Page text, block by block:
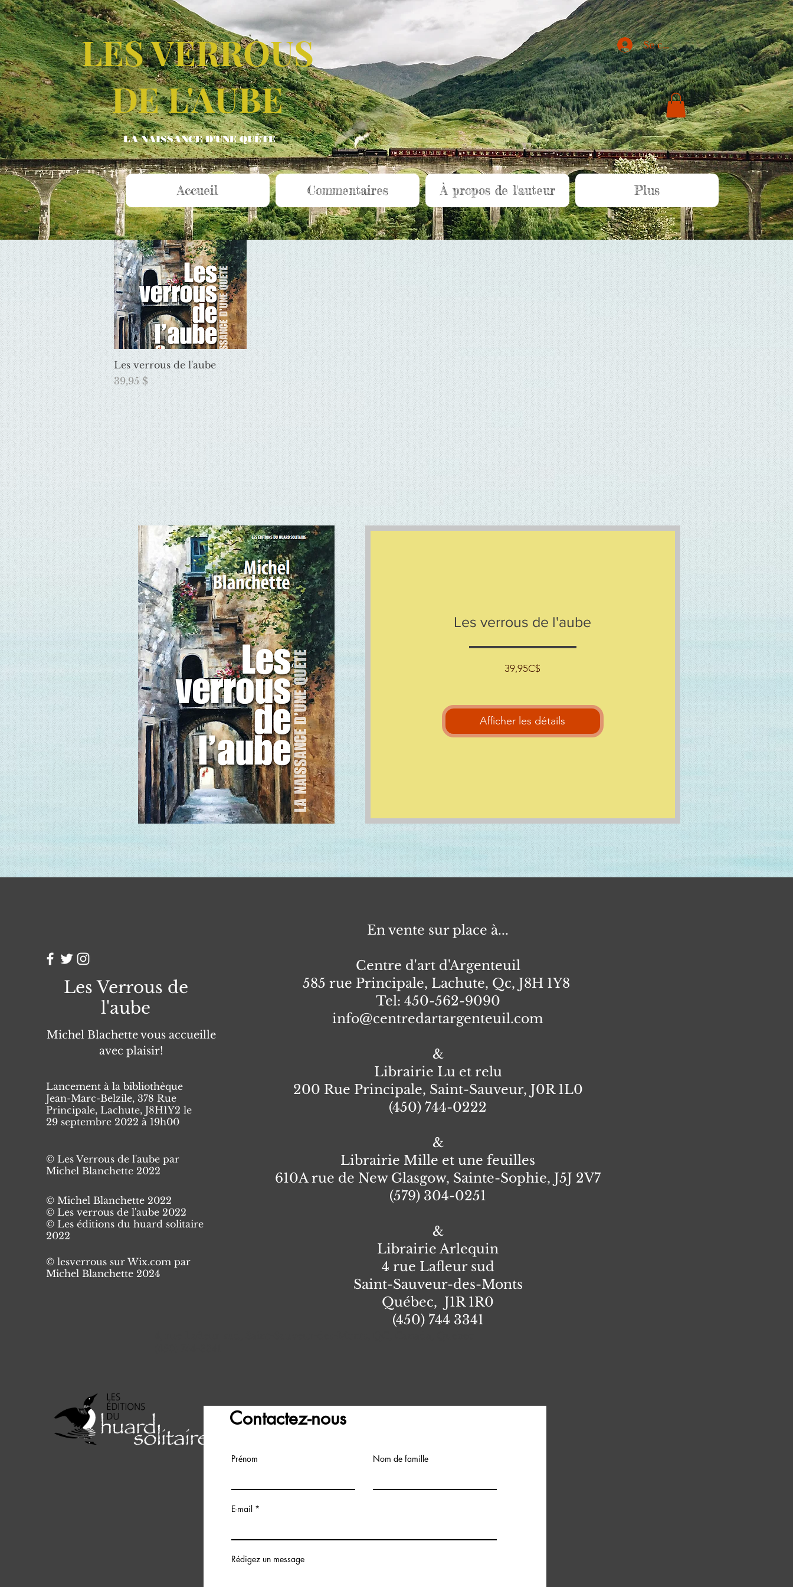
LES VERROUS
DE L'AUBE
LA NAISSANCE D'UNE QUÊTE
Accueil Commentaires À propos de l'auteur Plus
Se connecter
Aperçu rapide
Les verrous de l'aube
Prix
39,95 $
Les verrous de l'aube
39,95C$
Afficher les détails
Les Verrous de
l'aube
Michel Blachette vous accueille
avec plaisir!
.
Lancement à la bibliothèque
Jean-Marc-Belzile, 378 Rue
Principale, Lachute, J8H1Y2 le
29 septembre 2022 à 19h00
© Les Verrous de l'aube par
Michel Blanchette 2022
© Michel Blanchette 2022
© Les verrous de l'aube 2022
© Les éditions du huard solitaire
2022
© lesverrous sur Wix.com par
Michel Blanchette 2024
En vente sur place à...
Centre d'art d'Argenteuil
585 rue Principale, Lachute, Qc, J8H 1Y8
Tel: 450-562-9090
info@centredartargenteuil.com
&
Librairie Lu et relu
200 Rue Principale, Saint-Sauveur, J0R 1L0
(450) 744-0222
&
Librairie Mille et une feuilles
610A rue de New Glasgow, Sainte-Sophie, J5J 2V7
(579) 304-0251
&
Librairie Arlequin
4 rue Lafleur sud
Saint-Sauveur-des-Monts
Québec, J1R 1R0
(450) 744 3341
Contactez-nous
Prénom Nom de famille
E-mail
Rédigez un message